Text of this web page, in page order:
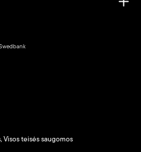
Visos teisės saugomos